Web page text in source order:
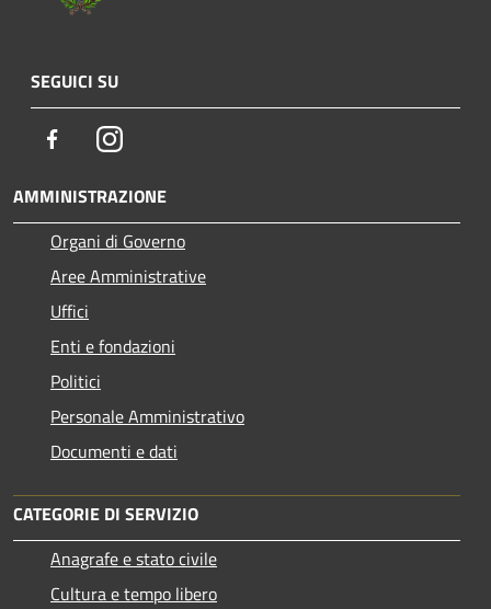
SEGUICI SU
FacebookInstagram
AMMINISTRAZIONE
Organi di Governo
Aree Amministrative
Uffici
Enti e fondazioni
Politici
Personale Amministrativo
Documenti e dati
CATEGORIE DI SERVIZIO
Anagrafe e stato civile
Cultura e tempo libero